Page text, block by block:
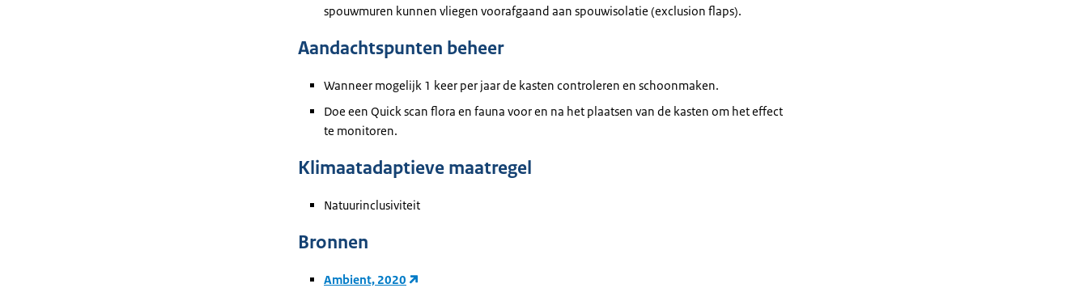
spouwmuren kunnen vliegen voorafgaand aan spouwisolatie (exclusion flaps).
Aandachtspunten beheer
Wanneer mogelijk 1 keer per jaar de kasten controleren en schoonmaken.
Doe een Quick scan flora en fauna voor en na het plaatsen van de kasten om het effect
te monitoren.
Klimaatadaptieve maatregel
Natuurinclusiviteit
Bronnen
Ambient, 2020